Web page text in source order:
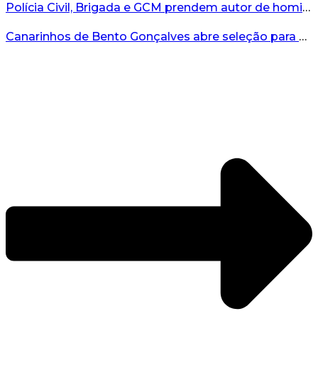
Polícia Civil, Brigada e GCM prendem autor de homicídio em Bento Gonçalves...
Canarinhos de Bento Gonçalves abre seleção para novos integrantes...